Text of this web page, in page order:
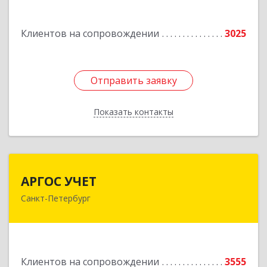
Клиентов на сопровождении 3025
Отправить заявку
Показать контакты
Подробнее
Отправить заявку
Назад
АРГОС УЧЕТ
Санкт-Петербург
Клиентов на сопровождении
3555
196191, Санкт-Петербург г, Конституции пл,